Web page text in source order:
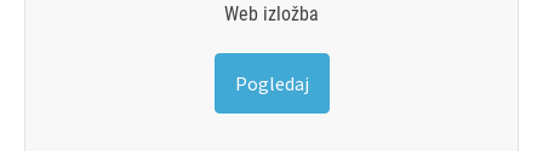
Web izložba
Pogledaj